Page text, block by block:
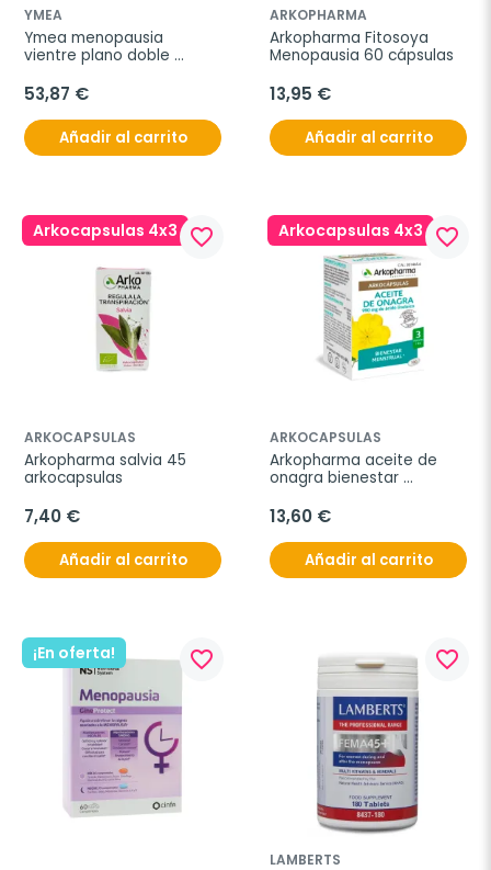
YMEA
Ymea menopausia
vientre plano doble
53,87 €
Añadir al carrito
ARKOPHARMA
Arkopharma Fitosoya
Menopausia 60 cápsulas
13,95 €
Añadir al carrito
Arkocapsulas 4x3 favorite_border
ARKOCAPSULAS
Arkopharma salvia 45
arkocapsulas
7,40 €
Añadir al carrito
Arkocapsulas 4x3 favorite_border
ARKOCAPSULAS
Arkopharma aceite de
onagra bienestar
arkocápsulas
13,60 €
Añadir al carrito
¡En oferta! favorite_border favorite_border
LAMBERTS